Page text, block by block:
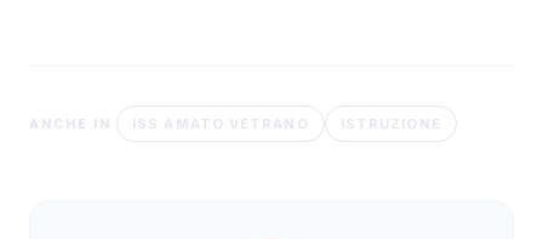
ANCHE IN ISS AMATO VETRANO ISTRUZIONE